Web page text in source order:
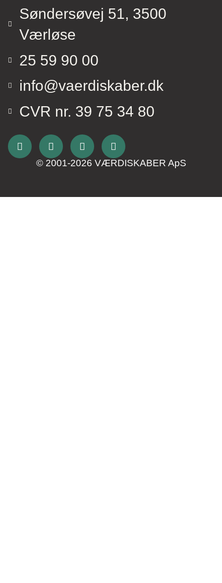
Søndersøvej 51, 3500
Værløse
25 59 90 00
info@vaerdiskaber.dk
CVR nr. 39 75 34 80
© 2001-2026 VÆRDISKABER ApS